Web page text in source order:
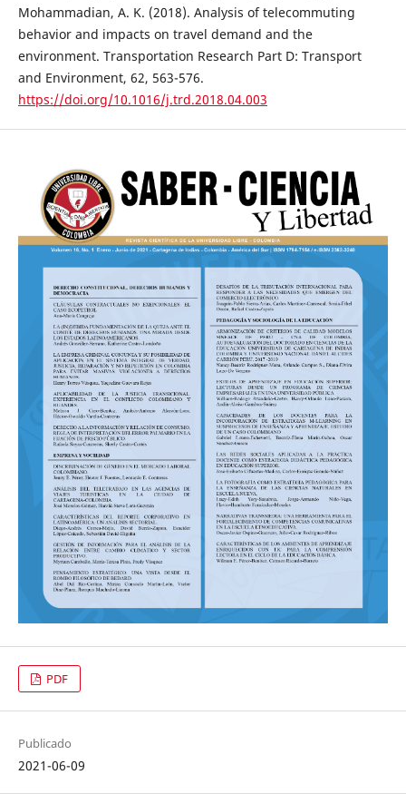
Mohammadian, A. K. (2018). Analysis of telecommuting
behavior and impacts on travel demand and the
environment. Transportation Research Part D: Transport
and Environment, 62, 563-576.
https://doi.org/10.1016/j.trd.2018.04.003
PDF
Publicado
2021-06-09